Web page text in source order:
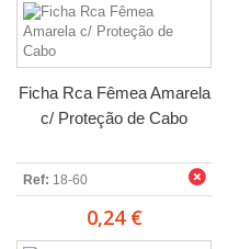
Ficha Rca Fêmea Amarela
c/ Proteção de Cabo
Ref: 18-60
0,24 €